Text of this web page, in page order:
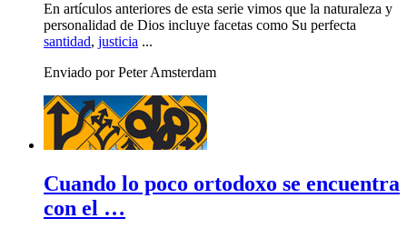
En artículos anteriores de esta serie vimos que la naturaleza y
personalidad de Dios incluye facetas como Su perfecta
santidad, justicia ...
Enviado por Peter Amsterdam
Cuando lo poco ortodoxo se encuentra
con el …